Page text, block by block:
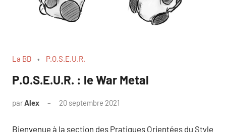
La BD P.O.S.E.U.R.
P.O.S.E.U.R. : le War Metal
parAlex 20 septembre 2021
Bienvenue à la section des Pratiques Orientées du Style